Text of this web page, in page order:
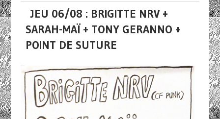
JEU 06/08 : BRIGITTE NRV +
SARAH-MAÏ + TONY GERANNO +
POINT DE SUTURE